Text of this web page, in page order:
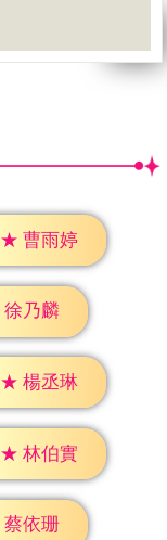
★ 曹雨婷
徐乃麟
★ 楊丞琳
★ 林伯實
蔡依珊